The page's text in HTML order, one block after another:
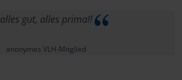
alles gut, alles prima!!
anonymes VLH-Mitglied